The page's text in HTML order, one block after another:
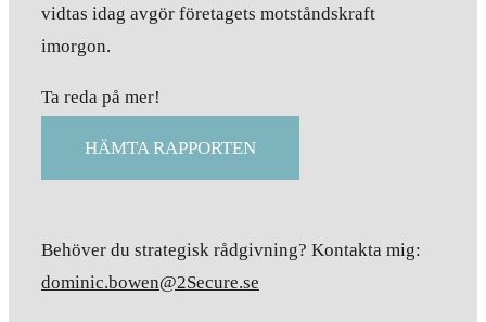
vidtas idag avgör företagets motståndskraft
imorgon.
Ta reda på mer!
HÄMTA RAPPORTEN
Behöver du strategisk rådgivning? Kontakta mig:
dominic.bowen@2Secure.se